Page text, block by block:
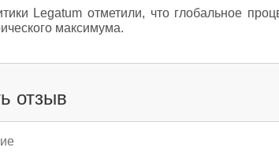
Legatum отметили, что глобальное
максимума.
отзыв